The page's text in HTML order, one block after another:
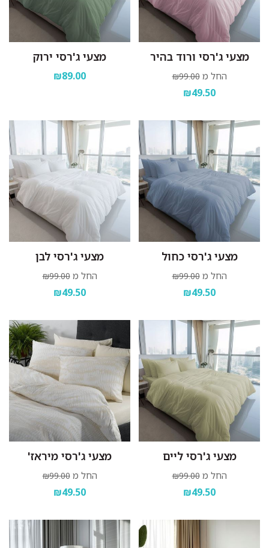
מצעי ג'רסי ורוד בהיר
החל מ ₪99.00
₪49.50
מצעי ג'רסי ירוק
₪89.00
מצעי ג'רסי כחול
החל מ ₪99.00
₪49.50
מצעי ג'רסי לבן
החל מ ₪99.00
₪49.50
מצעי ג'רסי ליים
החל מ ₪99.00
₪49.50
מצעי ג'רסי מיראז'
החל מ ₪99.00
₪49.50